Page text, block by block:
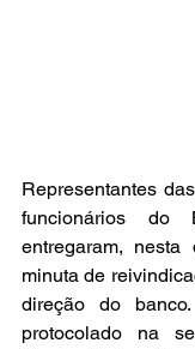
Representantes
funcionários do
entregaram, nesta
minuta de
direção do
protocolado na